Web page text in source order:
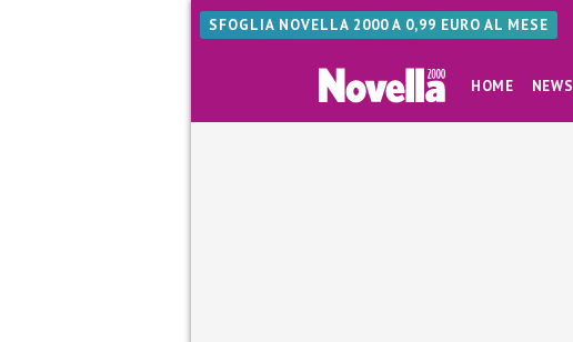
SFOGLIA NOVELLA 2000 A 0,99 EURO AL MESE
HOME NEWS